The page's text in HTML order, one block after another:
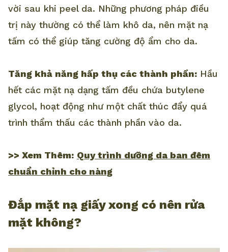
vời sau khi peel da. Những phương pháp điều
trị này thường có thể làm khô da, nên mặt nạ
tấm có thể giúp tăng cường độ ẩm cho da.
Tăng khả năng hấp thụ các thành phần: Hầu
hết các mặt nạ dạng tấm đều chứa butylene
glycol, hoạt động như một chất thúc đẩy quá
trình thẩm thấu các thành phần vào da.
>> Xem Thêm: Quy trình dưỡng da ban đêm
chuẩn chỉnh cho nàng
Đắp mặt nạ giấy xong có nên rửa
mặt không?